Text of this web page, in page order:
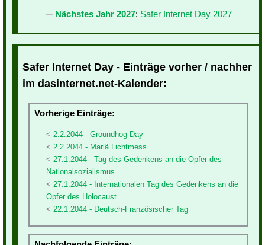
Nächstes Jahr 2027: Safer Internet Day 2027
Safer Internet Day - Einträge vorher / nachher
im dasinternet.net-Kalender:
Vorherige Einträge:
2.2.2044 - Groundhog Day
2.2.2044 - Mariä Lichtmess
27.1.2044 - Tag des Gedenkens an die Opfer des
Nationalsozialismus
27.1.2044 - Internationalen Tag des Gedenkens an die
Opfer des Holocaust
22.1.2044 - Deutsch-Französischer Tag